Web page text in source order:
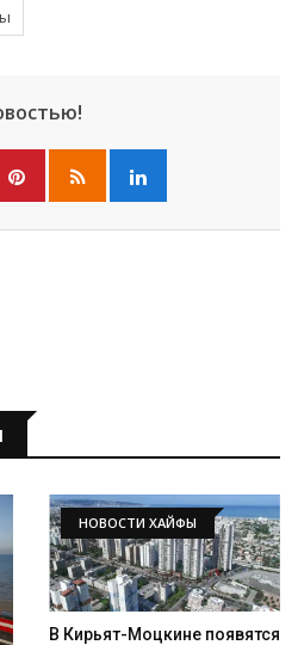
НОВОСТИ ХАЙФЫ
В Кирьят-Моцкине появятся